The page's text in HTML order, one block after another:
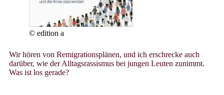
© edition a
Wir hören von Remigrationsplänen, und ich erschrecke auch
darüber, wie der Alltagsrassismus bei jungen Leuten zunimmt.
Was ist los gerade?